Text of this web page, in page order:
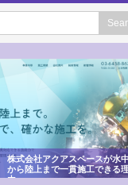
株式会社アクアスペースが水中
から陸上まで一貫施工できる
由